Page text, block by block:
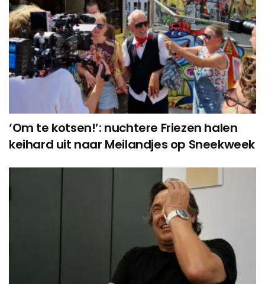
‘Om te kotsen!’: nuchtere Friezen halen
keihard uit naar Meilandjes op Sneekweek